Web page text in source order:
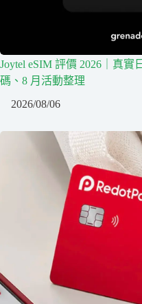
Joytel eSIM 評價 2026｜真
碼、8 月活動整理
2026/08/06